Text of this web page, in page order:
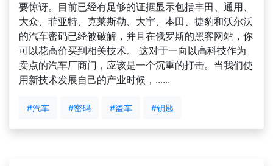
要惊讶。目前已经有足够的证据显示包括丰田、通用、
大众、菲亚特、克莱斯勒、大宇、本田、捷豹和沃尔沃
的汽车密码已经被破解，并且在俄罗斯的黑客网站，你
可以花高价买到相关技术。 这对于一向以高科技作为
卖点的汽车厂商门，应该是一个沉重的打击。当我们使
用新技术发展自己的产业时候，......
#汽车 #密码 #盗车 #钥匙